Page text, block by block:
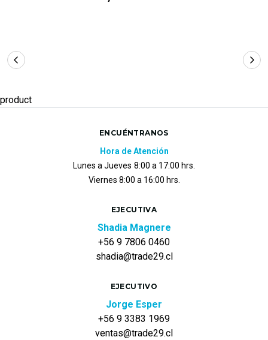
product
ENCUÉNTRANOS
Hora de Atención
Lunes a Jueves 8:00 a 17:00 hrs.
Viernes 8:00 a 16:00 hrs.
EJECUTIVA
Shadia Magnere
+56 9 7806 0460
shadia@trade29.cl
EJECUTIVO
Jorge Esper
+56 9 3383 1969
ventas@trade29.cl